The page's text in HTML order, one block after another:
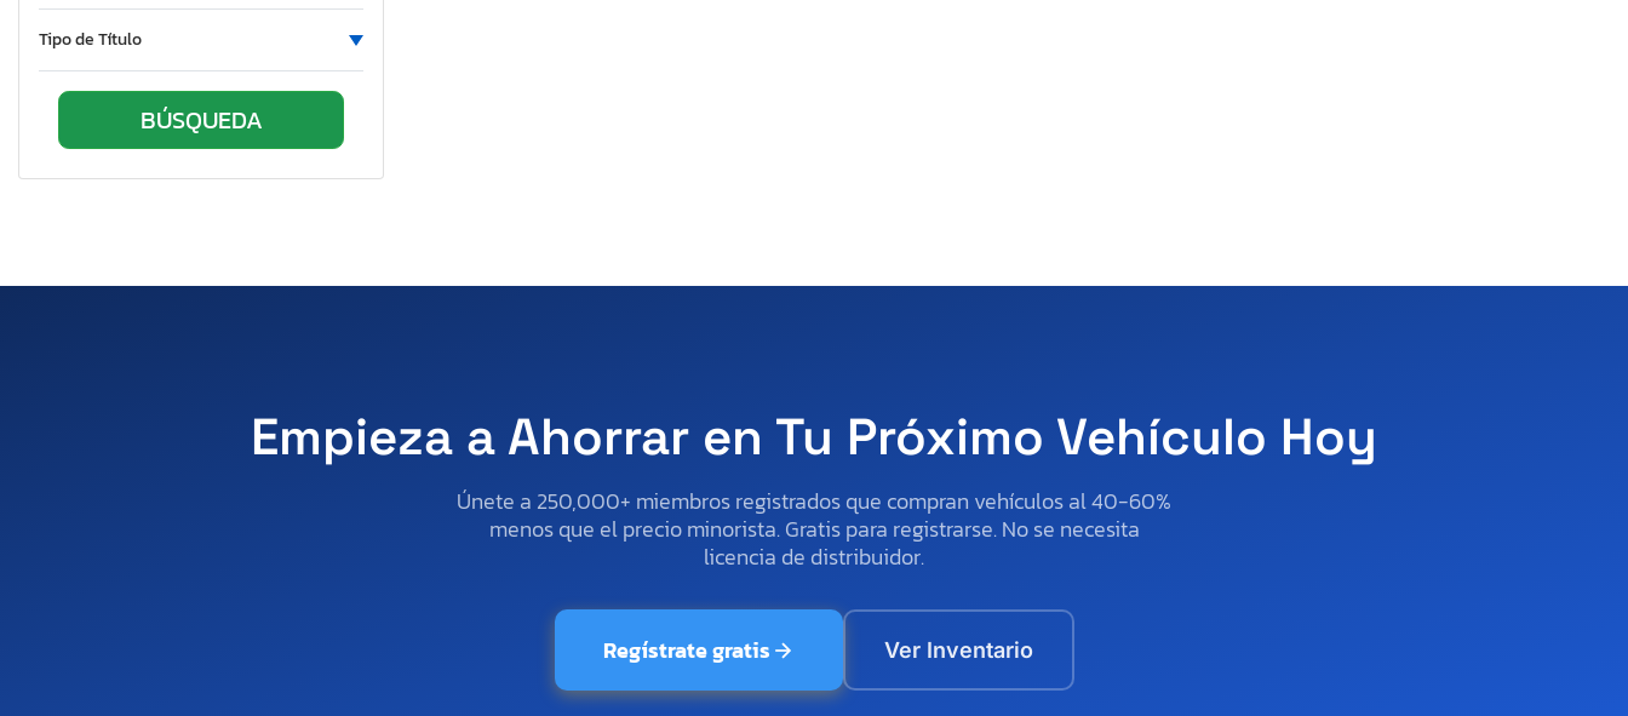
Tipo de Título
Empieza a Ahorrar en Tu Próximo Vehículo Hoy
Únete a 250,000+ miembros registrados que compran vehículos al 40-60%
menos que el precio minorista. Gratis para registrarse. No se necesita
licencia de distribuidor.
Regístrate gratis Ver Inventario